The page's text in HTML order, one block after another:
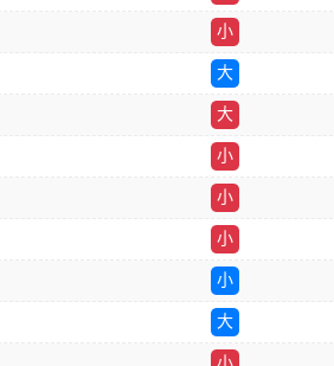
小
大
大
小
小
小
小
大